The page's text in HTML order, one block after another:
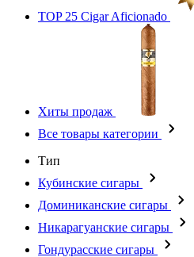
TOP 25 Cigar Aficionado
Хиты продаж
Все товары категории
Тип
Кубинские сигары
Доминиканские сигары
Никарагуанские сигары
Гондурасские сигары